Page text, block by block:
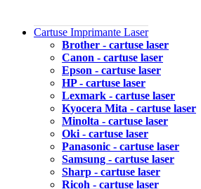
Cartuse Imprimante Laser
Brother - cartuse laser
Canon - cartuse laser
Epson - cartuse laser
HP - cartuse laser
Lexmark - cartuse laser
Kyocera Mita - cartuse laser
Minolta - cartuse laser
Oki - cartuse laser
Panasonic - cartuse laser
Samsung - cartuse laser
Sharp - cartuse laser
Ricoh - cartuse laser